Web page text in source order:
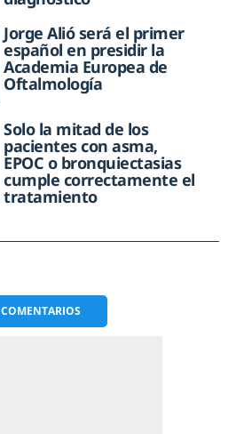
Jorge Alió será el primer
español en presidir la
Academia Europea de
Oftalmología
Solo la mitad de los
pacientes con asma,
EPOC o bronquiectasias
cumple correctamente el
tratamiento
COMENTARIOS